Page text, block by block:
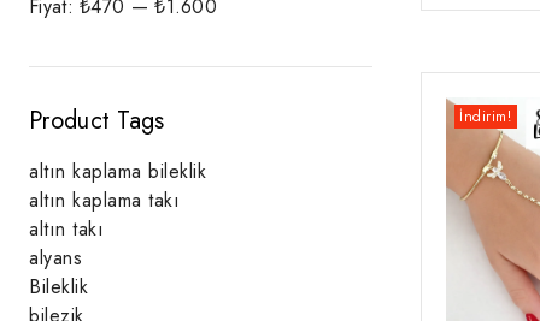
İndirim!
Fiyat:₺470 —₺1.600
Product Tags
altın kaplama bileklik
altın kaplama takı
altın takı
alyans
Bileklik